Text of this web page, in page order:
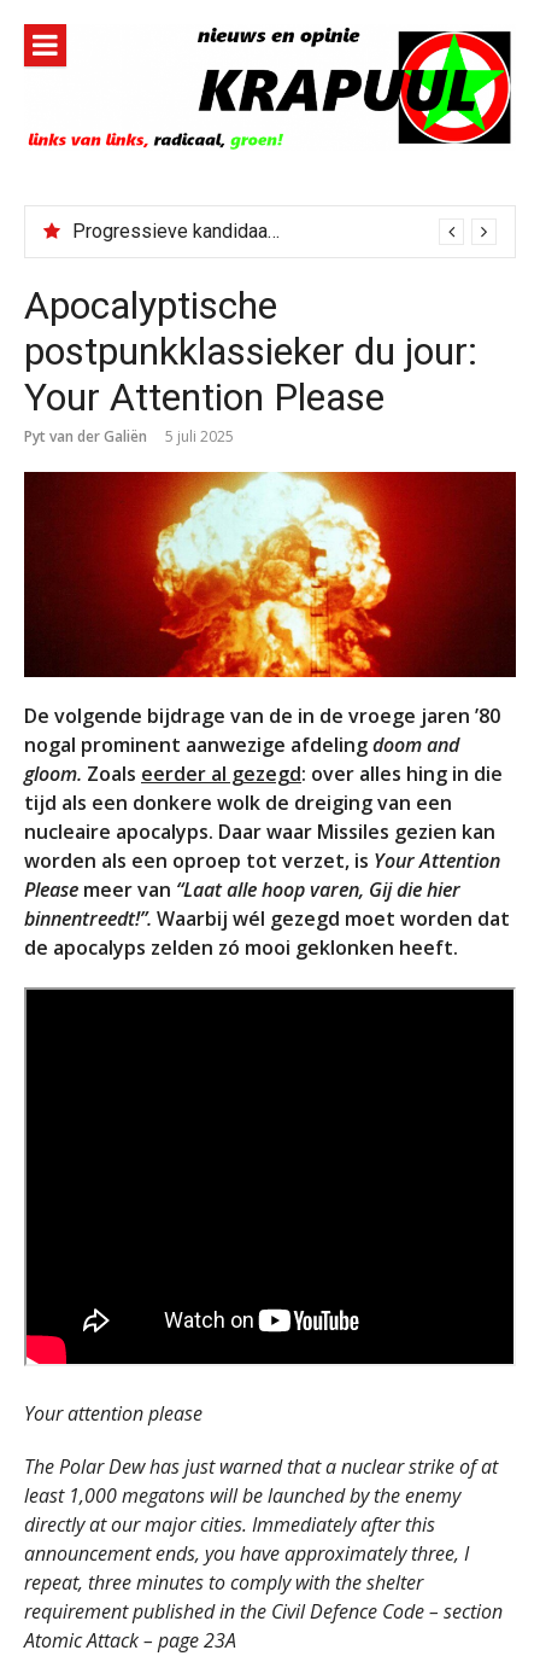
inhoud
Progressieve kandidaat El-Sayed senaatskandidaat Michigan
Apocalyptische
postpunkklassieker du jour:
Your Attention Please
Pyt van der Galiën 5 juli 2025
De volgende bijdrage van de in de vroege jaren ’80
nogal prominent aanwezige afdelingdoom and
gloom. Zoals eerder al gezegd: over alles hing in die
tijd als een donkere wolk de dreiging van een
nucleaire apocalyps. Daar waar Missiles gezien kan
worden als een oproep tot verzet, is Your Attention
Please meer van “Laat alle hoop varen, Gij die hier
binnentreedt!”. Waarbij wél gezegd moet worden dat
de apocalyps zelden zó mooi geklonken heeft.
Your attention please
The Polar Dew has just warned that a nuclear strike of at
least 1,000 megatons will be launched by the enemy
directly at our major cities. Immediately after this
announcement ends, you have approximately three, I
repeat, three minutes to comply with the shelter
requirement published in the Civil Defence Code – section
Atomic Attack – page 23A